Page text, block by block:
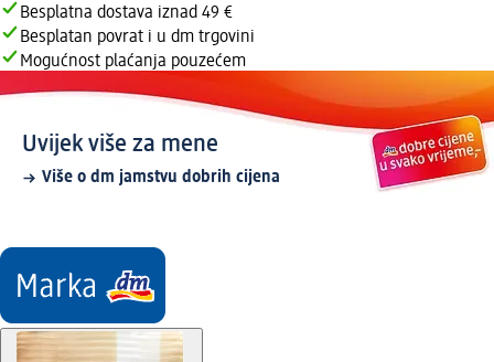
Besplatna dostava iznad 49 €
Besplatan povrat i u dm trgovini
Mogućnost plaćanja pouzećem
Uvijek više za mene
Više o dm jamstvu dobrih cijena